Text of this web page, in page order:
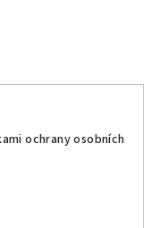
ochrany osobních